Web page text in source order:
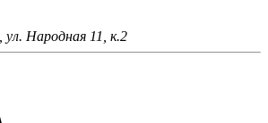
ул. Народная 11, к.2